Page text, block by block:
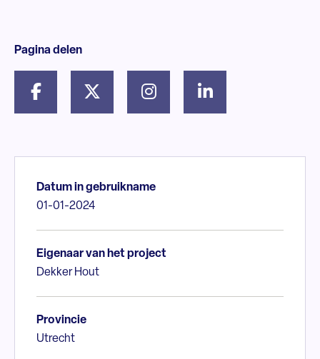
Pagina delen
Datum in gebruikname
01-01-2024
Eigenaar van het project
Dekker Hout
Provincie
Utrecht